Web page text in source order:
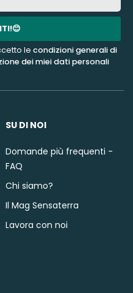
le condizioni generali di
dei miei dati personali
SU DI NOI
Domande più frequenti -
FAQ
Chi siamo?
Il Mag Sensaterra
Lavora con noi